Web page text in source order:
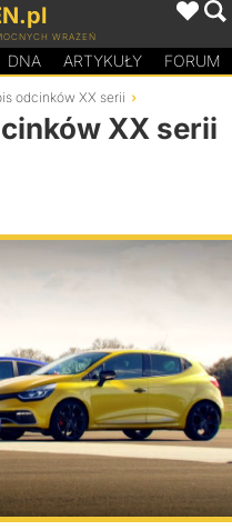
WRAŻEŃ
DNA ARTYKUŁY FORUM
odcinków XX serii
XX serii